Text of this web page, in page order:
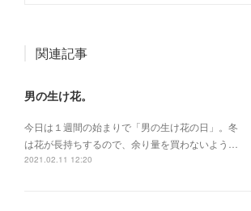
関連記事
男の生け花。
今日は１週間の始まりで「男の生け花の日」。冬
は花が長持ちするので、余り量を買わないよう…
2021.02.11 12:20